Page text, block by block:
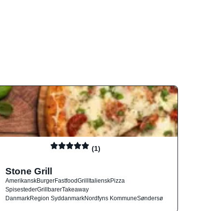
(1)
Stone Grill
AmerikanskBurgerFastfoodGrillItalienskPizza
SpisestederGrillbarerTakeaway
DanmarkRegion SyddanmarkNordfyns KommuneSøndersø